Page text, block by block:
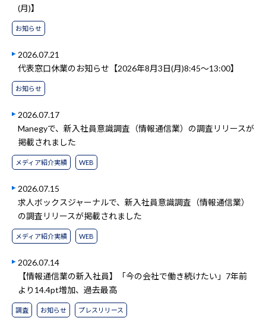
(月)】
お知らせ
2026.07.21
代表窓口休業のお知らせ【2026年8月3日(月)8:45～13:00】
お知らせ
2026.07.17
Manegyで、新入社員意識調査（情報通信業）の調査リリースが
掲載されました
メディア紹介実績 WEB
2026.07.15
求人ボックスジャーナルで、新入社員意識調査（情報通信業）
の調査リリースが掲載されました
メディア紹介実績 WEB
2026.07.14
【情報通信業の新入社員】「今の会社で働き続けたい」7年前
より14.4pt増加、過去最高
調査 お知らせ プレスリリース